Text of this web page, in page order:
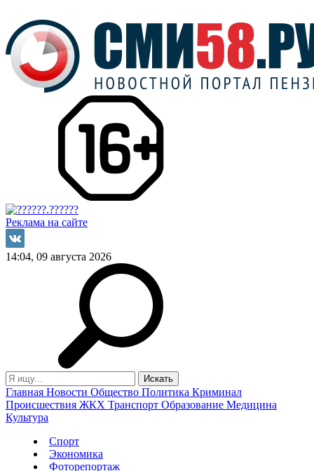
Реклама на сайте
14:04, 09 августа 2026
Главная Новости Общество Политика Криминал
Происшествия ЖКХ Транспорт Образование Медицина
Культура
Спорт
Экономика
Фоторепортаж